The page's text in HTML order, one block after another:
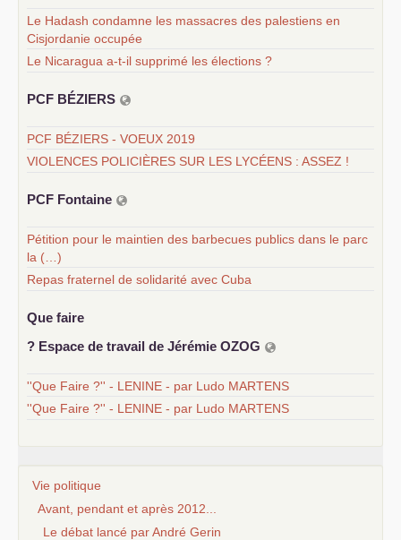
Le Hadash condamne les massacres des palestiens en
Cisjordanie occupée
Le Nicaragua a-t-il supprimé les élections ?
PCF BÉZIERS
PCF BÉZIERS - VOEUX 2019
VIOLENCES POLICIÈRES SUR LES LYCÉENS : ASSEZ !
PCF Fontaine
Pétition pour le maintien des barbecues publics dans le parc
la (…)
Repas fraternel de solidarité avec Cuba
Que faire
? Espace de travail de Jérémie OZOG
''Que Faire ?'' - LENINE - par Ludo MARTENS
''Que Faire ?'' - LENINE - par Ludo MARTENS
Vie politique
Avant, pendant et après 2012...
Le débat lancé par André Gerin